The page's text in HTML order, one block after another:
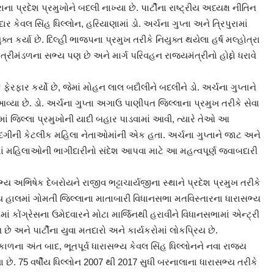
પ્રદેશ પ્રમુખોને બદલી નાખ્યા છે. પાર્ટીના રાષ્ટ્રીય અધ્યક્ષ નીતિન
કેવલ સિંહ ધિલ્લોન, હરિયાણામાં ડો. અર્ચના ગુપ્તા અને ત્રિપુરામાં
છે. દિલ્હી ભાજપના પ્રમુખ તરીકે નિયુક્ત થયેલા હર્ષ મલ્હોત્રા
સભ્ય પણ છે અને માર્ગ પરિવહન રાજ્યમંત્રીનો હોદ્દો ધરાવે
કર્યો છે, જેમાં મોહન લાલ બદૌલીને બદલીને ડો. અર્ચના ગુપ્તાને
છે. ડો. અર્ચના ગુપ્તા અગાઉ પાણીપત જિલ્લાના પ્રમુખ તરીકે સેવા
જિલ્લા પ્રમુખોની યાદી બહાર પાડવામાં આવી, ત્યારે તેઓ આ
કેટલીક મહિલા નેતાઓમાંની એક હતા. અર્ચના ગુપ્તાને જાટ અને
ભાગીદારીનો સંદેશ આપવા માટે આ મહત્વપૂર્ણ જવાબદારી
અભિષેક દેબરોયને રાજીવ ભટ્ટાચાર્યજીના સ્થાને પ્રદેશ પ્રમુખ તરીકે
ગોમતી જિલ્લાના માતાબારી વિધાનસભા મતવિસ્તારના ધારાસભ્ય
કોંગ્રેસના ઉમેદવારને મોટા માર્જિનથી હરાવીને વિધાનસભામાં એન્ટ્રી
અને પાર્ટીના યુવા મતદારો અને કાર્યકરોમાં લોકપ્રિય છે.
અંત બાદ, ભૂતપૂર્વ ધારાસભ્ય કેવલ સિંહ ધિલ્લોનને નવા રાજ્ય
વર્ષીય ધિલ્લોન 2007 થી 2017 સુધી બરનાલાના ધારાસભ્ય તરીકે